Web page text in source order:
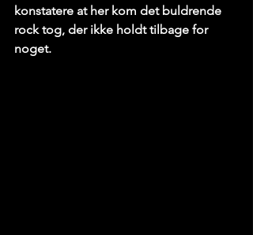
konstatere at her kom det buldrende
rock tog, der ikke holdt tilbage for
noget.